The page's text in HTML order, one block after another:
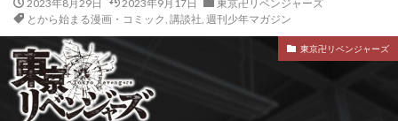
2023年8月29日 2023年9月17日
東京卍リベンジャーズ
とから始まる漫画・コミック, 講談社, 週刊少年マガジン
東京卍リベンジャーズ